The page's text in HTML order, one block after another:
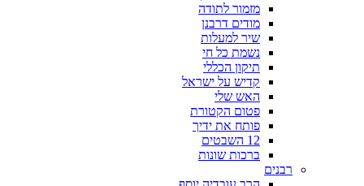
מזמור לתודה
מודים דרבנן
שיר למעלות
נשמת כל חי
תיקון הכללי
קדיש על ישראל
האש שלי
פטום הקטורת
פותח את ידיך
12 השבטים
ברכות שונות
רבנים